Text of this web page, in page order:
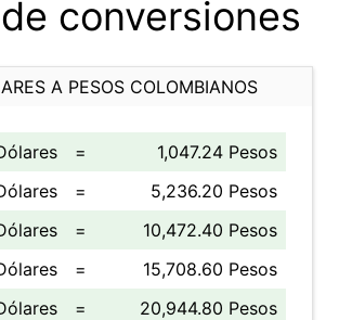
conversiones
A PESOS COLOMBIANOS
=
1,047.24 Pesos
=
5,236.20 Pesos
=
10,472.40 Pesos
=
15,708.60 Pesos
=
20,944.80 Pesos